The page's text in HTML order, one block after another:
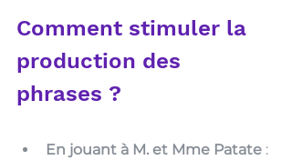
Comment stimuler la
production des
phrases ?
En jouant à M. et Mme Patate :